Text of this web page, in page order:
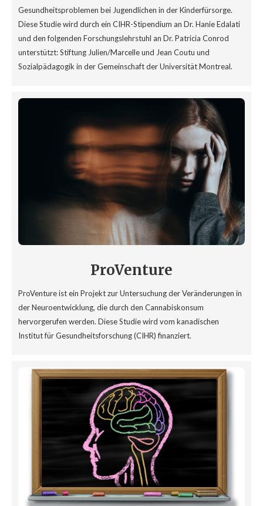
Gesundheitsproblemen bei Jugendlichen in der Kinderfürsorge.
Diese Studie wird durch ein CIHR-Stipendium an Dr. Hanie Edalati
und den folgenden Forschungslehrstuhl an Dr. Patricia Conrod
unterstützt: Stiftung Julien/Marcelle und Jean Coutu und
Sozialpädagogik in der Gemeinschaft der Universität Montreal.
ProVenture
ProVenture ist ein Projekt zur Untersuchung der Veränderungen in
der Neuroentwicklung, die durch den Cannabiskonsum
hervorgerufen werden. Diese Studie wird vom kanadischen
Institut für Gesundheitsforschung (CIHR) finanziert.